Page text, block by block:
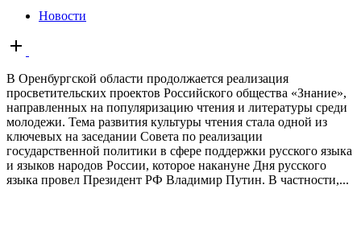
Новости
Open
post
В Оренбургской области продолжается реализация
просветительских проектов Российского общества «Знание»,
направленных на популяризацию чтения и литературы среди
молодежи. Тема развития культуры чтения стала одной из
ключевых на заседании Совета по реализации
государственной политики в сфере поддержки русского языка
и языков народов России, которое накануне Дня русского
языка провел Президент РФ Владимир Путин. В частности,...